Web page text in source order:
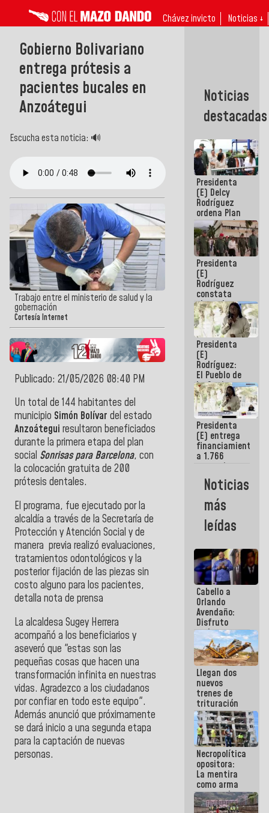
Chávez invicto Noticias ↓
Gobierno Bolivariano
entrega prótesis a
pacientes bucales en
Anzoátegui
Escucha esta noticia: 🔊
Trabajo entre el ministerio de salud y la
gobernación
Cortesía Internet
Publicado: 21/05/2026 08:40 PM
Un total de 144 habitantes del
municipio Simón Bolívar del estado
Anzoátegui resultaron beneficiados
durante la primera etapa del plan
social Sonrisas para Barcelona, con
la colocación gratuita de 200
prótesis dentales.
El programa, fue ejecutado por la
alcaldía a través de la Secretaría de
Protección y Atención Social y de
manera previa realizó evaluaciones,
tratamientos odontológicos y la
posterior fijación de las piezas sin
costo alguno para los pacientes,
detalla nota de prensa
La alcaldesa Sugey Herrera
acompañó a los beneficiarios y
aseveró que "estas son las
pequeñas cosas que hacen una
transformación infinita en nuestras
vidas. Agradezco a los ciudadanos
por confiar en todo este equipo".
Además anunció que próximamente
se dará inicio a una segunda etapa
para la captación de nuevas
personas.
Noticias
destacadas
Presidenta
(E) Delcy
Rodríguez
ordena Plan
maestro de
desarrollo
logístico y
turístico
para La
Guaira
Presidenta
(E)
Rodríguez
constata
obras de
rehabilitación
de Escuela
Militar de
Mamo en La
Guaira
Presidenta
(E)
Rodríguez:
El Pueblo de
La Guaira
siempre
estará
acompañada
por el
Gobierno
Nacional
Presidenta
(E) entrega
financiamientos
a 1.766
comerciantes
emprendedores
afectados
por
terremotos
Noticias
más
leídas
Cabello a
Orlando
Avendaño:
Disfruto
cada vez
que escribes
porque lo
que haces
es
embarrarla
Llegan dos
nuevos
trenes de
trituración
para
optimizar
manejo de
escombros
en La Guaira
Necropolítica
opositora:
La mentira
como arma
contra el
Pueblo